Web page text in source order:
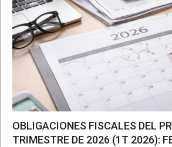
OBLIGACIONES FISCALES DEL
TRIMESTRE DE 2026 (1T 2026):